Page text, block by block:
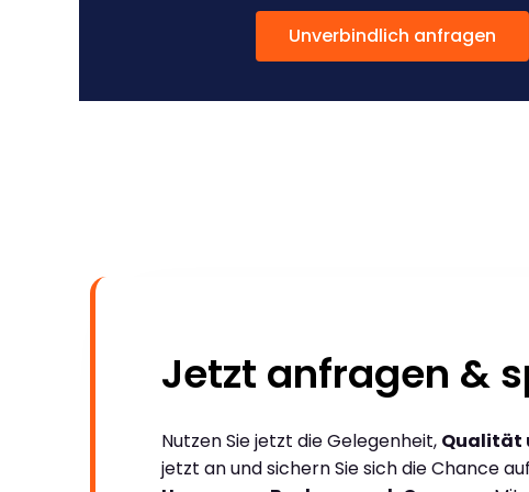
Unverbindlich anfragen
Jetzt anfragen &
Nutzen Sie jetzt die Gelegenheit, Qualität
jetzt an und sichern Sie sich die Chance auf